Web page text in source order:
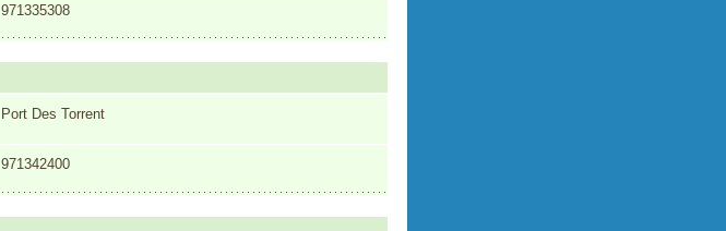
971335308
Port Des Torrent
971342400